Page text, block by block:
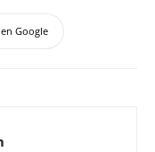
Google